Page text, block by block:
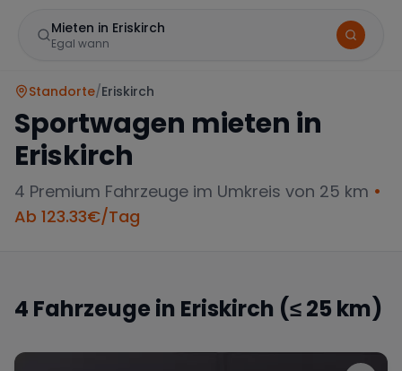
Mieten in Eriskirch
Egal wann
Standorte/Eriskirch
Sportwagen mieten in
Eriskirch
4 Premium Fahrzeuge im Umkreis von 25 km •
Ab 123.33€/Tag
4 Fahrzeuge in Eriskirch (≤ 25 km)